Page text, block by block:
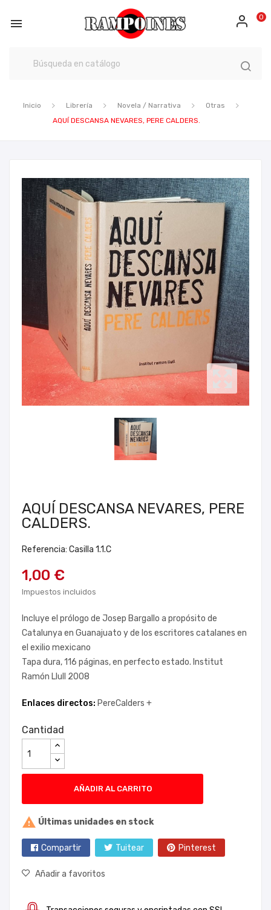
 0
Inicio Librería Novela / Narrativa
Otras
AQUÍ DESCANSA NEVARES, PERE CALDERS.
AQUÍ DESCANSA NEVARES, PERE
CALDERS.
Referencia: Casilla 1.1.C
1,00 €
Impuestos incluidos
Incluye el prólogo de Josep Bargallo a propósito de
Catalunya en Guanajuato y de los escritores catalanes en
el exilio mexicano
Tapa dura, 116 páginas, en perfecto estado. Institut
Ramón Llull 2008
Enlaces directos: PereCalders +
Cantidad
AÑADIR AL CARRITO
 Últimas unidades en stock
Compartir Tuitear Pinterest
Añadir a favoritos